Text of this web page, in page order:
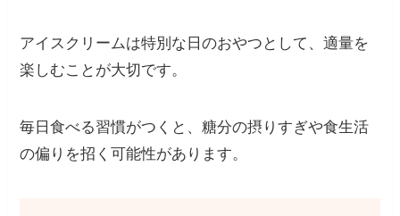
アイスクリームは特別な日のおやつとして、適量を
楽しむことが大切です。
毎日食べる習慣がつくと、糖分の摂りすぎや食生活
の偏りを招く可能性があります。